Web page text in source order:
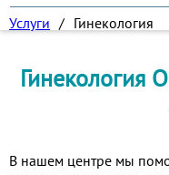
Услуги / Гинекология
Гинекология
В нашем центре мы